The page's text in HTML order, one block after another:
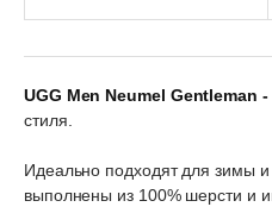
UGG Men Neumel Gentleman
стиля.
Идеально подходят для зимы
выполнены из 100% шерсти и